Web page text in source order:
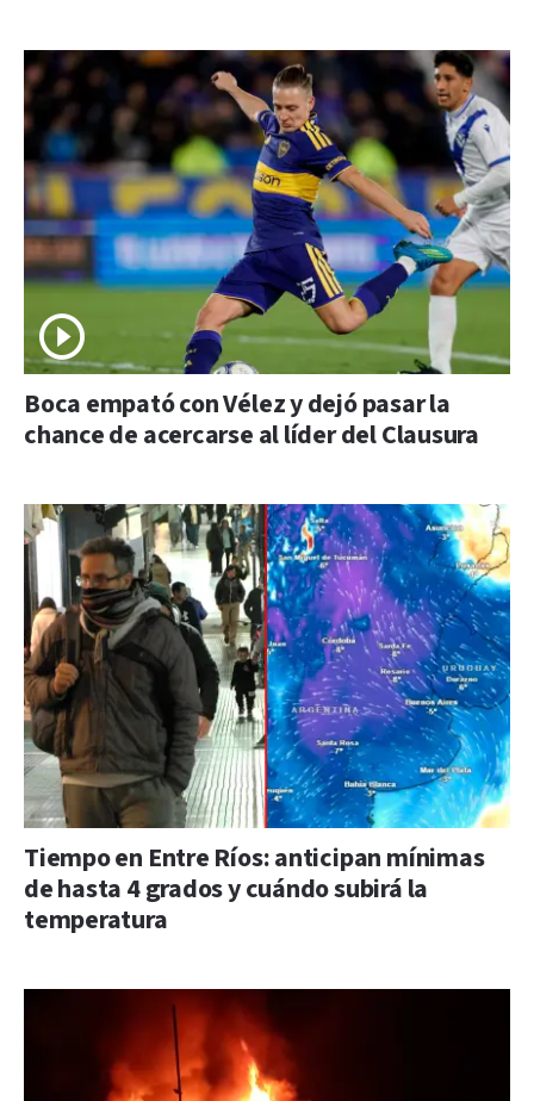
Boca empató con Vélez y dejó pasar la
chance de acercarse al líder del Clausura
Tiempo en Entre Ríos: anticipan mínimas
de hasta 4 grados y cuándo subirá la
temperatura